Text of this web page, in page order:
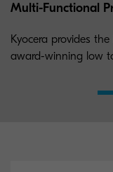
Multi-Functional
Kyocera provides
award-winning low